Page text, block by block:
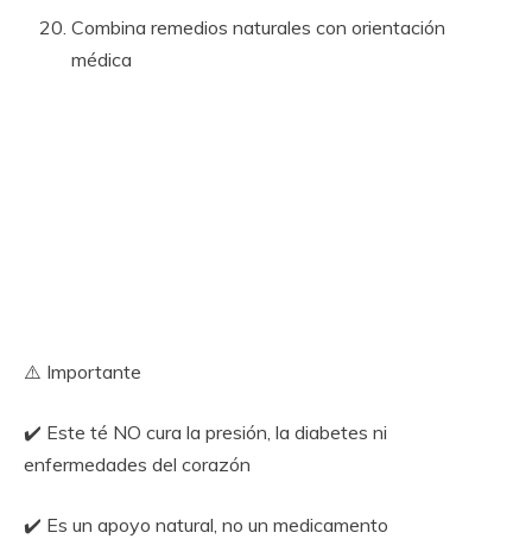
Combina remedios naturales con orientación
médica
⚠️ Importante
✔️ Este té NO cura la presión, la diabetes ni
enfermedades del corazón
✔️ Es un apoyo natural, no un medicamento